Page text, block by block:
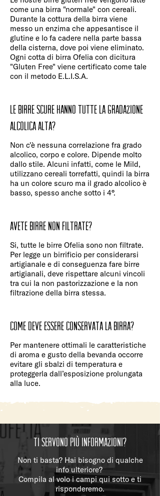
come una birra "normale" con cereali.
Durante la cottura della birra viene
messo un enzima che appesantisce il
glutine e lo fa cadere nella parte bassa
della cisterna, dove poi viene eliminato.
Ogni cotta di birra Ofelia con dicitura
"Gluten Free" viene certificato come tale
con il metodo E.L.I.S.A.
Le birre scure hanno tutte la gradazione
alcolica alta?
Non c'è nessuna correlazione fra grado
alcolico, corpo e colore. Dipende molto
dallo stile. Alcuni infatti, come le Mild,
utilizzano cereali torrefatti, quindi la birra
ha un colore scuro ma il grado alcolico è
basso, spesso anche sotto i 4°.
Avete birre non filtrate?
Si, tutte le birre Ofelia sono non filtrate.
Per legge un birrificio per considerarsi
artigianale e di conseguenza fare birre
artigianali, deve rispettare alcuni vincoli
tra cui la non pastorizzazione e la non
filtrazione della birra stessa.
Come deve essere conservata la birra?
Per mantenere ottimali le caratteristiche
di aroma e gusto della bevanda occorre
evitare gli sbalzi di temperatura e
proteggerla dall’esposizione prolungata
alla luce.
Ti servono più informazioni?
Non ti basta? Hai bisogno di qualche
info ulteriore?
Compila al volo i campi qui sotto e ti
risponderemo.